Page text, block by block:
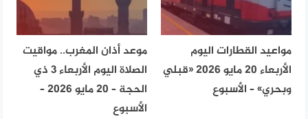
مواعيد القطارات اليوم
الأربعاء 20 مايو 2026 «قبلي
وبحري» – الأسبوع
موعد أذان المغرب.. مواقيت
الصلاة اليوم الأربعاء 3 ذي
الحجة – 20 مايو 2026 –
الأسبوع